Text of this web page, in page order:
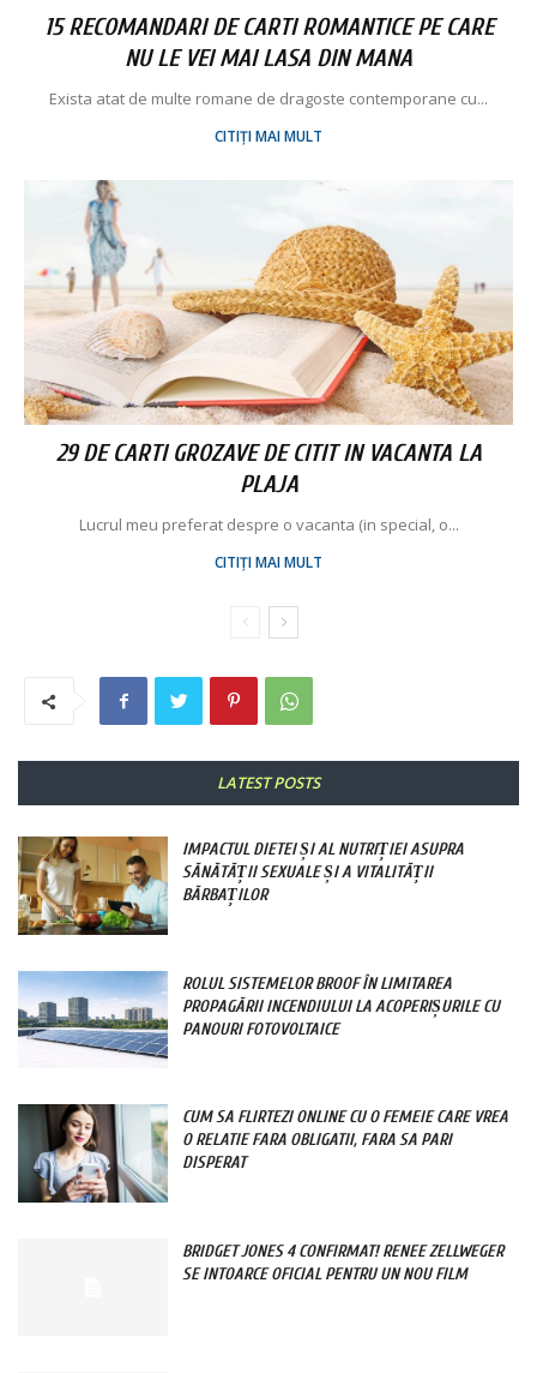
15 RECOMANDARI DE CARTI ROMANTICE PE CARE
NU LE VEI MAI LASA DIN MANA
Exista atat de multe romane de dragoste contemporane cu...
CITIȚI MAI MULT
29 DE CARTI GROZAVE DE CITIT IN VACANTA LA
PLAJA
Lucrul meu preferat despre o vacanta (in special, o...
CITIȚI MAI MULT
LATEST POSTS
IMPACTUL DIETEI ȘI AL NUTRIȚIEI ASUPRA
SĂNĂTĂȚII SEXUALE ȘI A VITALITĂȚII
BĂRBAȚILOR
ROLUL SISTEMELOR BROOF ÎN LIMITAREA
PROPAGĂRII INCENDIULUI LA ACOPERIȘURILE CU
PANOURI FOTOVOLTAICE
CUM SA FLIRTEZI ONLINE CU O FEMEIE CARE VREA
O RELATIE FARA OBLIGATII, FARA SA PARI
DISPERAT
BRIDGET JONES 4 CONFIRMAT! RENEE ZELLWEGER
SE INTOARCE OFICIAL PENTRU UN NOU FILM